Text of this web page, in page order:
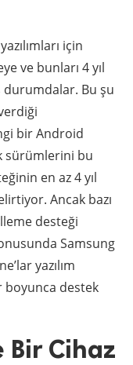
için
ve bunları 4 yıl
durumdalar. Bu şu
bir Android
sürümlerini bu
en az 4 yıl
Ancak bazı
desteği
Samsung
yazılım
boyunca destek
Bir Cihaz